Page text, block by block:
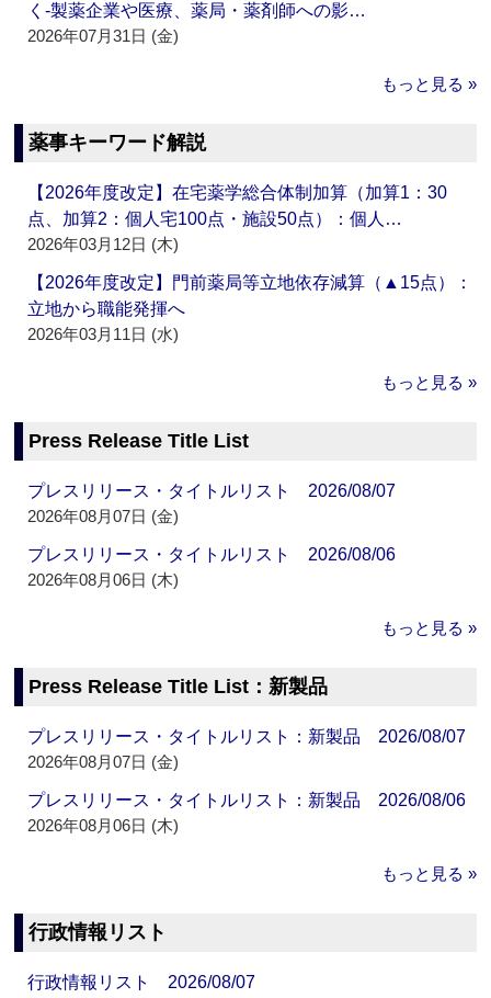
く‐製薬企業や医療、薬局・薬剤師への影…
2026年07月31日 (金)
もっと見る »
薬事キーワード解説
【2026年度改定】在宅薬学総合体制加算（加算1：30
点、加算2：個人宅100点・施設50点）：個人…
2026年03月12日 (木)
【2026年度改定】門前薬局等立地依存減算（▲15点）：
立地から職能発揮へ
2026年03月11日 (水)
もっと見る »
Press Release Title List
プレスリリース・タイトルリスト 2026/08/07
2026年08月07日 (金)
プレスリリース・タイトルリスト 2026/08/06
2026年08月06日 (木)
もっと見る »
Press Release Title List：新製品
プレスリリース・タイトルリスト：新製品 2026/08/07
2026年08月07日 (金)
プレスリリース・タイトルリスト：新製品 2026/08/06
2026年08月06日 (木)
もっと見る »
行政情報リスト
行政情報リスト 2026/08/07